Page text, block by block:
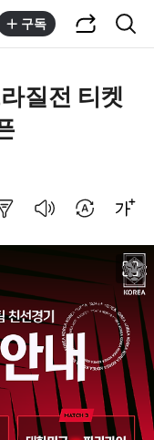
구독
질전 티켓